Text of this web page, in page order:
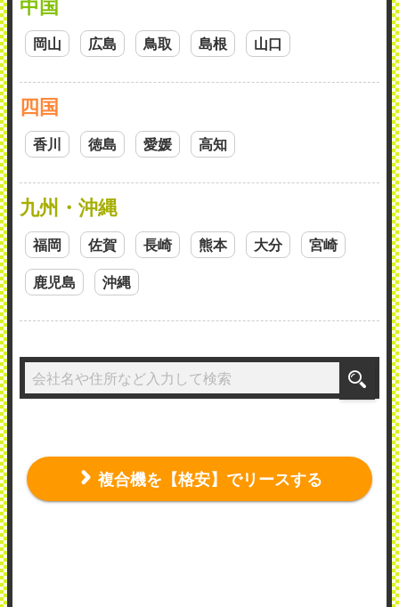
中国
岡山 広島 鳥取 島根 山口
四国
香川 徳島 愛媛 高知
九州・沖縄
福岡 佐賀 長崎 熊本 大分 宮崎
鹿児島 沖縄
複合機を【格安】でリースする